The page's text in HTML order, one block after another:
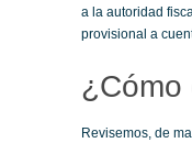
a la autoridad
provisional a
¿Cómo
Revisemos, de